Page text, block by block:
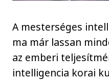
A mesterséges
ma már lassan
az emberi
intelligencia korai